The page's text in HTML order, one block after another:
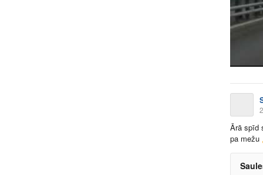
Ārā spīd
pa mežu